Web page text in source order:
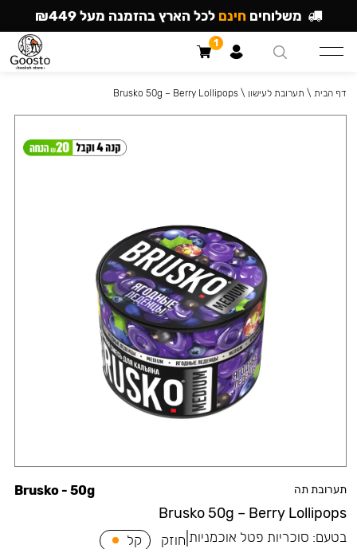
תערובת תה
Brusko 50g – Berry Lollipops
Brusko - 50g
בטעם: סוכריות פטל אוכמניות חוזק קל
דף הבית \ תערובת לעישון \
Brusko 50g – Berry Lollipops
משלוחים חינם לכל הארץ בהזמנה מעל ₪449
1